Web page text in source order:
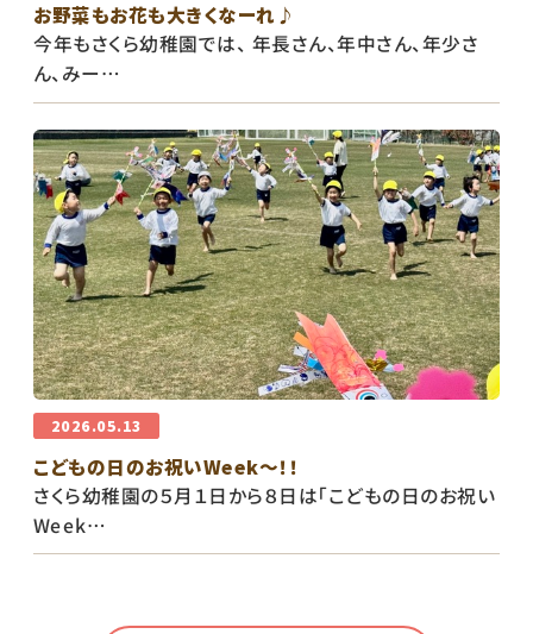
お野菜もお花も大きくなーれ♪
今年もさくら幼稚園では、 年長さん、年中さん、年少さ
ん、みー…
2026.05.13
こどもの日のお祝いWeek〜！！
さくら幼稚園の５月１日から８日は「こどもの日のお祝い
Week…